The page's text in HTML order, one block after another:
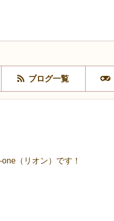
ブログ一覧
（リオン）です！